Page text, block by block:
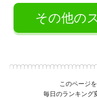
その他の
このページ
毎日のランキング